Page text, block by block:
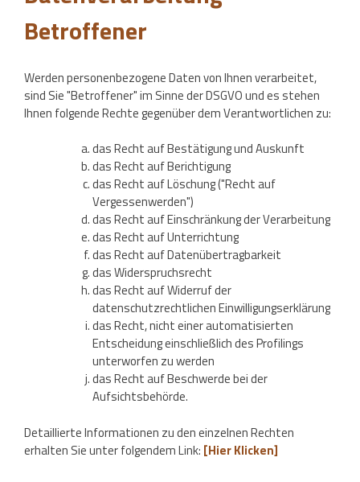
Betroffener
Werden personenbezogene Daten von Ihnen verarbeitet,
sind Sie "Betroffener" im Sinne der DSGVO und es stehen
Ihnen folgende Rechte gegenüber dem Verantwortlichen zu:
das Recht auf Bestätigung und Auskunft
das Recht auf Berichtigung
das Recht auf Löschung ("Recht auf
Vergessenwerden")
das Recht auf Einschränkung der Verarbeitung
das Recht auf Unterrichtung
das Recht auf Datenübertragbarkeit
das Widerspruchsrecht
das Recht auf Widerruf der
datenschutzrechtlichen Einwilligungserklärung
das Recht, nicht einer automatisierten
Entscheidung einschließlich des Profilings
unterworfen zu werden
das Recht auf Beschwerde bei der
Aufsichtsbehörde.
Detaillierte Informationen zu den einzelnen Rechten
erhalten Sie unter folgendem Link: [Hier Klicken]